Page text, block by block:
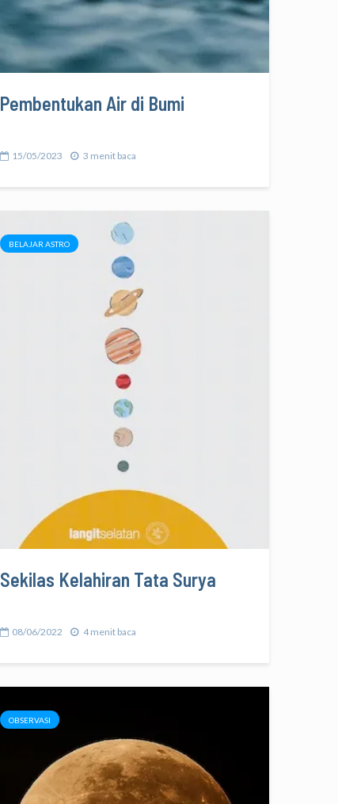
Pembentukan Air di Bumi
15/05/2023 3 menit baca
BELAJAR ASTRO
Sekilas Kelahiran Tata Surya
08/06/2022 4 menit baca
OBSERVASI